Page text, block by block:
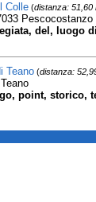
Colle(distanza: 51,60
Pescocostanzo
del, luogo
Teano(distanza:
point, storico,